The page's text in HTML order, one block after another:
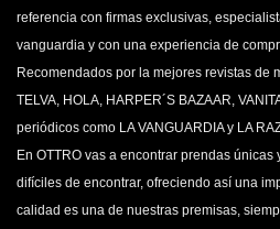
referencia con firmas exclusivas,
vanguardia y con una experiencia de
Recomendados por la mejores revistas de
TELVA, HOLA, HARPER´S BAZAAR,
periódicos como LA VANGUARDIA y LA
En OTTRO vas a encontrar prendas
difíciles de encontrar, ofreciendo así una
calidad es una de nuestras premisas,